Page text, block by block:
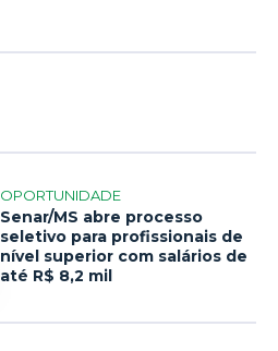
OPORTUNIDADE
Senar/MS abre processo
seletivo para profissionais de
nível superior com salários de
até R$ 8,2 mil